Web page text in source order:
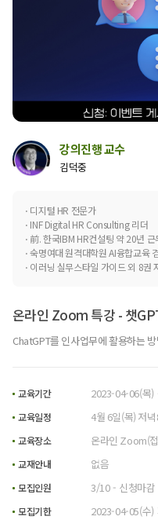
강의진행 교수
김덕중
⋅ 디지털 HR 전문가
⋅ INF Digital HR Consulting 리더
⋅ 前. 한국IBM HR컨설팅 약 20년 근
⋅ 숙명여대 원격대학원 AI융합교육
⋅ 이러닝 실무스타일 가이드 외 8권
온라인 Zoom 특강 - 챗
ChatGPT를 인사업무에 활용하는
교육기간 2023-04-06(목
교육일정 4월 6일(목) 저녁
교육장소 온라인 Zoom(
교재안내 없음
모집인원 3/10 - 신청마감
모집기한 2023-04-05(수)